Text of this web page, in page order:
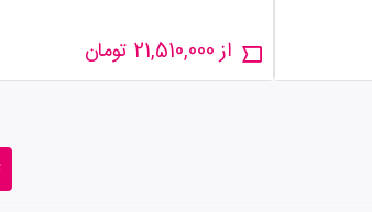
از 21,510,000 تومان